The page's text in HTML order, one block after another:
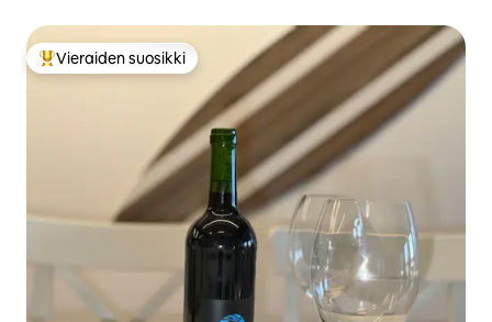
Vieraiden suosikkien parhaimmistoa
Vieraiden suosikki